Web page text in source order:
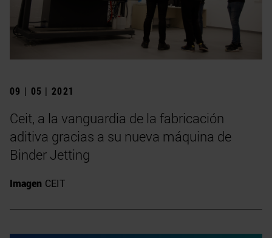
09 | 05 | 2021
Ceit, a la vanguardia de la fabricación
aditiva gracias a su nueva máquina de
Binder Jetting
Imagen CEIT